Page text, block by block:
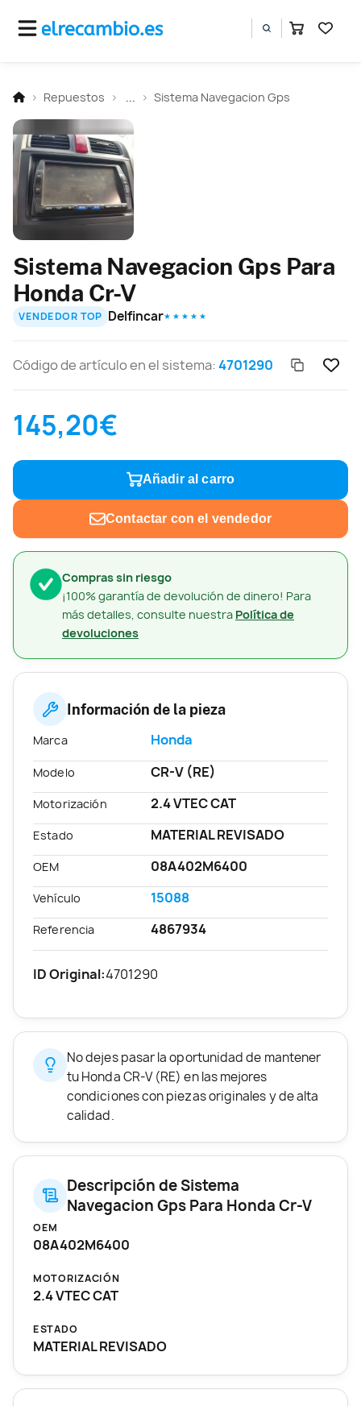
Repuestos Sistema Navegacion Gps
Compras sin riesgo
¡100% garantía de devolución de dinero! Para
más detalles, consulte nuestra Política de
devoluciones
Sistema Navegacion Gps Para
Honda Cr-V
VENDEDOR TOP Delfincar★ ★ ★ ★ ★
Código de artículo en el sistema:4701290
145,20€
Añadir al carro
Contactar con el vendedor
Información de la pieza
Marca Honda
Modelo CR-V (RE)
Motorización 2.4 VTEC CAT
Estado MATERIAL REVISADO
OEM 08A402M6400
Vehículo 15088
Referencia 4867934
ID Original:4701290
No dejes pasar la oportunidad de mantener
tu Honda CR-V (RE) en las mejores
condiciones con piezas originales y de alta
calidad.
Descripción de Sistema
Navegacion Gps Para Honda Cr-V
OEM
08A402M6400
MOTORIZACIÓN
2.4 VTEC CAT
ESTADO
MATERIAL REVISADO